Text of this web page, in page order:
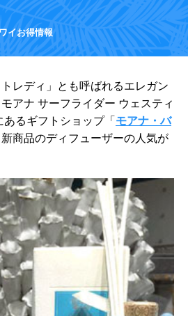
イお得情報
レディ」とも呼ばれるエレガン
アナ サーフライダー ウェスティ
るギフトショップ「モアナ・バ
新商品のディフューザーの人気が